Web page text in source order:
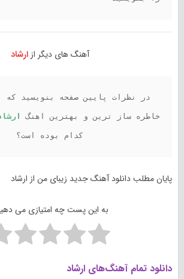
آهنگ های دیگر ازارشاد
خاطره ساز ترین و بهترین اهنگ
کدام بوده است؟
پایان مطلب دانلود آهنگ جدید زیبای من از ارشاد
به این پست چه امتیازی می
دانلود تمام آهنگ‌های ارشاد